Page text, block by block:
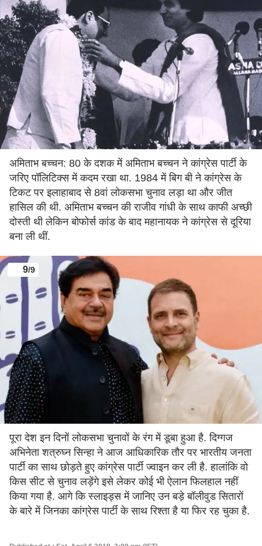
अमिताभ बच्चन: 80 के दशक में अमिताभ बच्चन ने कांग्रेस पार्टी के
जरिए पॉलिटिक्स में कदम रखा था. 1984 में बिग बी ने कांग्रेस के
टिकट पर इलाहाबाद से 8वां लोकसभा चुनाव लड़ा था और जीत
हासिल की थी. अमिताभ बच्चन की राजीव गांधी के साथ काफी अच्छी
दोस्ती थी लेकिन बोफोर्स कांड के बाद महानायक ने कांग्रेस से दूरिया
बना ली थीं.
9/9
पूरा देश इन दिनों लोकसभा चुनावों के रंग में डूबा हुआ है. दिग्गज
अभिनेता शत्रुघ्न सिन्हा ने आज आधिकारिक तौर पर भारतीय जनता
पार्टी का साथ छोड़ते हुए कांग्रेस पार्टी ज्वाइन कर ली है. हालांकि वो
किस सीट से चुनाव लड़ेंगे इसे लेकर कोई भी ऐलान फिलहाल नहीं
किया गया है. आगे कि स्लाइड्स में जानिए उन बड़े बॉलीवुड सितारों
के बारे में जिनका कांग्रेस पार्टी के साथ रिश्ता है या फिर रह चुका है.